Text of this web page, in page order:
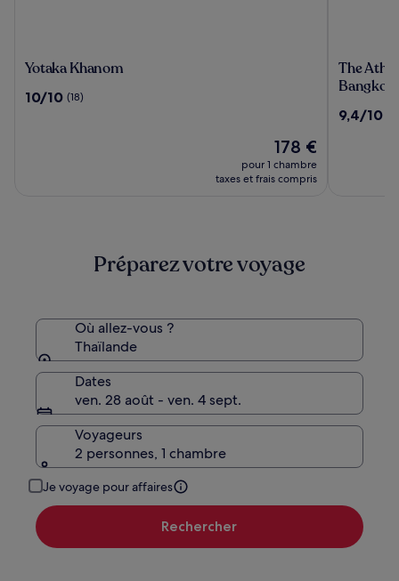
Yotaka
Yotaka Khanom
10.0
10/10 (18)
Le
nouveau
prix
178 €
pour 1 chambre
taxes et frais compris
The
Athenee
a
The
Bangkok
9.4
9,4/10
Préparez votre voyage
Où allez-vous ?
Thaïlande
Dates
ven. 28 août - ven. 4 sept.
Voyageurs
2 personnes, 1 chambre
Je voyage pour affaires
Rechercher